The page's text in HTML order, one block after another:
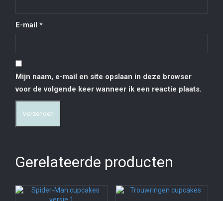
E-mail *
Mijn naam, e-mail en site opslaan in deze browser
voor de volgende keer wanneer ik een reactie plaats.
Gerelateerde producten